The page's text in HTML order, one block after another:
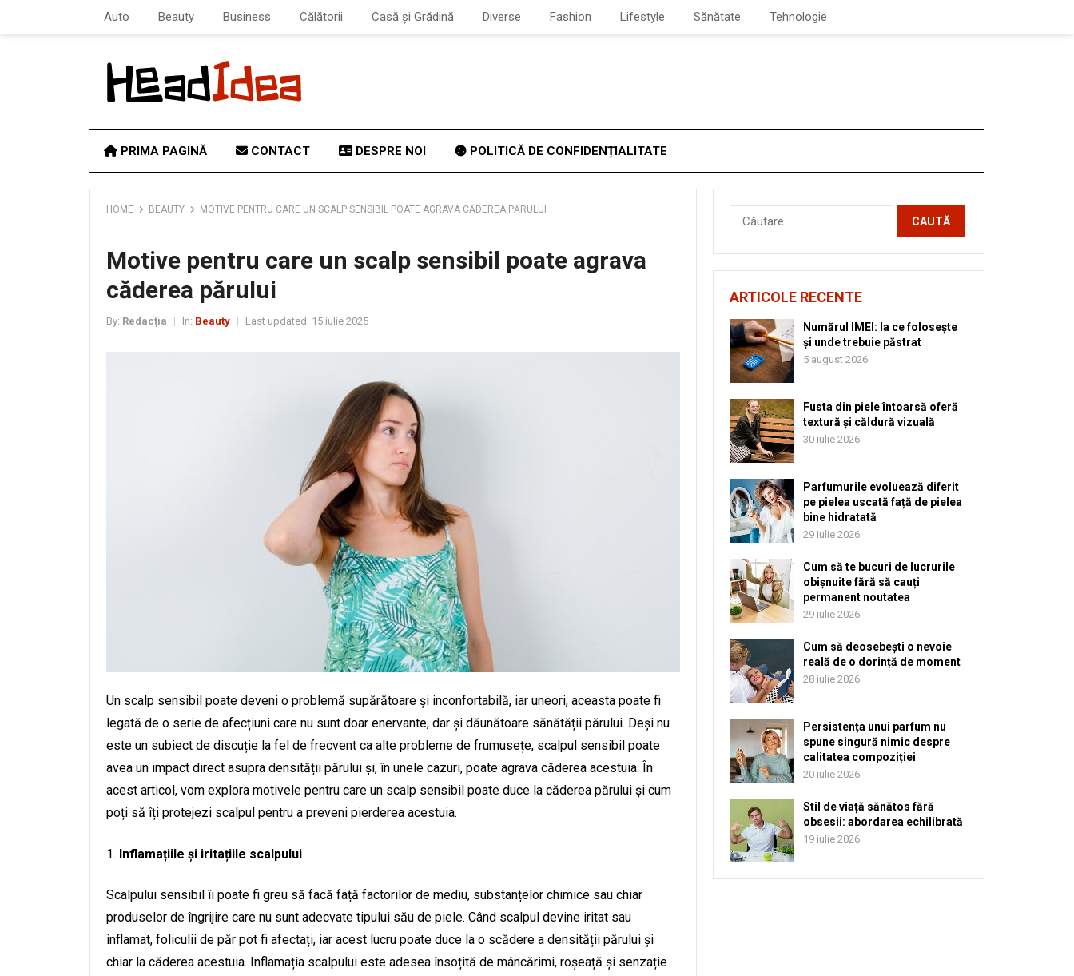
Auto Beauty Business Călătorii Casă și Grădină Diverse Fashion Lifestyle Sănătate Tehnologie
PRIMA PAGINĂ CONTACT DESPRE NOI POLITICĂ DE CONFIDENȚIALITATE
HOME BEAUTY MOTIVE PENTRU CARE UN SCALP SENSIBIL POATE AGRAVA CĂDEREA PĂRULUI
Motive pentru care un scalp sensibil poate agrava
căderea părului
By: Redacția In: Beauty Last updated: 15 iulie 2025
Un scalp sensibil poate deveni o problemă supărătoare și inconfortabilă, iar uneori, aceasta poate fi
legată de o serie de afecțiuni care nu sunt doar enervante, dar și dăunătoare sănătății părului. Deși nu
este un subiect de discuție la fel de frecvent ca alte probleme de frumusețe, scalpul sensibil poate
avea un impact direct asupra densității părului și, în unele cazuri, poate agrava căderea acestuia. În
acest articol, vom explora motivele pentru care un scalp sensibil poate duce la căderea părului și cum
poți să îți protejezi scalpul pentru a preveni pierderea acestuia.
Inflamațiile și iritațiile scalpului
Scalpului sensibil îi poate fi greu să facă față factorilor de mediu, substanțelor chimice sau chiar
produselor de îngrijire care nu sunt adecvate tipului său de piele. Când scalpul devine iritat sau
inflamat, foliculii de păr pot fi afectați, iar acest lucru poate duce la o scădere a densității părului și
chiar la căderea acestuia. Inflamația scalpului este adesea însoțită de mâncărimi, roșeață și senzație
Caută
după:
ARTICOLE RECENTE
Numărul IMEI: la ce folosește
și unde trebuie păstrat
5 august 2026
Fusta din piele întoarsă oferă
textură și căldură vizuală
30 iulie 2026
Parfumurile evoluează diferit
pe pielea uscată față de pielea
bine hidratată
29 iulie 2026
Cum să te bucuri de lucrurile
obișnuite fără să cauți
permanent noutatea
29 iulie 2026
Cum să deosebești o nevoie
reală de o dorință de moment
28 iulie 2026
Persistența unui parfum nu
spune singură nimic despre
calitatea compoziției
20 iulie 2026
Stil de viață sănătos fără
obsesii: abordarea echilibrată
19 iulie 2026